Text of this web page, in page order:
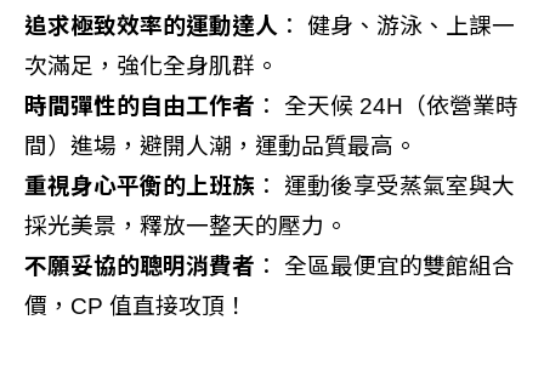
追求極致效率的運動達人 ： 健身、游泳、上課一
次滿足，強化全身肌群。
時間彈性的自由工作者 ： 全天候 24H（依營業時
間）進場，避開人潮，運動品質最高。
重視身心平衡的上班族 ： 運動後享受蒸氣室與大
採光美景，釋放一整天的壓力。
不願妥協的聰明消費者 ： 全區最便宜的雙館組合
價，CP 值直接攻頂！